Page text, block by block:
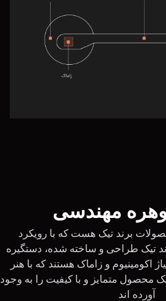
مهندسی
برند تيک هست که با رویکرد
تيک طراحى و ساخته شده، دستگیره
اكومينيوم و زاماک هستند كه با هنر
محصول متمايز و با كيفيت را به وجود
آورده اند